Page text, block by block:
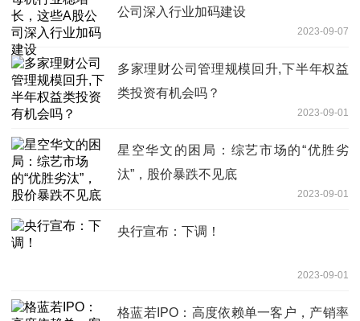
公司深入行业加码建设
2023-09-07
多家理财公司管理规模回升,下半年权益
类投资有机会吗？
2023-09-01
星空华文的困局：综艺市场的“优胜劣
汰”，股价暴跌不见底
2023-09-01
央行宣布：下调！
2023-09-01
格蓝若IPO：高度依赖单一客户，产销率